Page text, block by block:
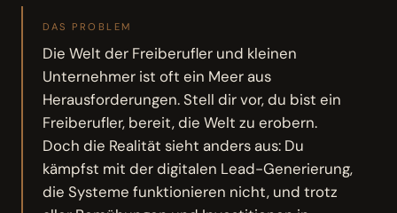
DAS PROBLEM
Die Welt der Freiberufler und kleinen
Unternehmer ist oft ein Meer aus
Herausforderungen. Stell dir vor, du bist ein
Freiberufler, bereit, die Welt zu erobern.
Doch die Realität sieht anders aus: Du
kämpfst mit der digitalen Lead-Generierung,
die Systeme funktionieren nicht, und trotz